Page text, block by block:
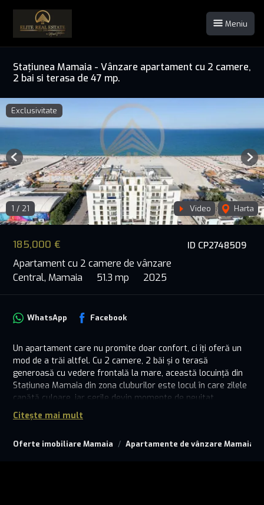
Meniu
Stațiunea Mamaia - Vânzare apartament cu 2 camere,
2 bai si terasa de 47 mp.
ID CP2748509
185,000 €
Apartament cu 2 camere de vânzare
Central, Mamaia
51.3 mp 2025
Exclusivitate
1 / 21 Video Harta
Previous
Oferte imobiliare Mamaia Apartamente de vânzare Mamaia
WhatsApp Facebook
Un apartament care nu promite doar confort, ci îți oferă un
mod de a trăi altfel. Cu 2 camere, 2 băi și o terasă
generoasă cu vedere frontală la mare, această locuință din
Stațiunea Mamaia din zona cluburilor este locul în care zilele
capătă culoare, iar serile devin momente de neuitat.
Designul modern, finisajele premium și lumina naturală care
elegant și primitor. Totul este gândit pentru a-ți oferi
Citește mai mult